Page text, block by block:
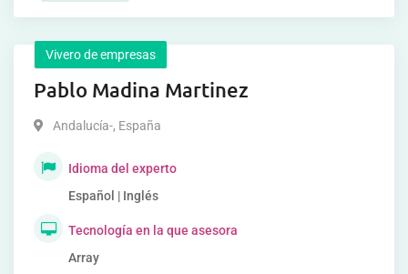
Vivero de empresas
Pablo Madina Martinez
Andalucía-, España
Idioma del experto
Español | Inglés
Tecnología en la que asesora
Array